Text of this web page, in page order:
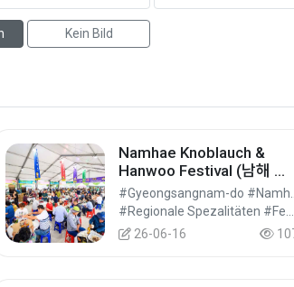
Kein Bild
Namhae Knoblauch &
Hanwoo Festival (남해 마
늘한우축제)
26-06-16